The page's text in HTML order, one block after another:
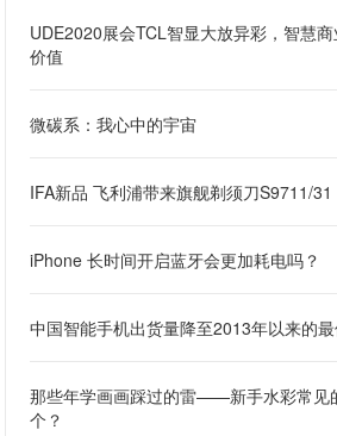
UDE2020展会TCL智显大放异彩，智慧
价值
微碳系：我心中的宇宙
IFA新品 飞利浦带来旗舰剃须刀S9711/31
iPhone 长时间开启蓝牙会更加耗电吗？
中国智能手机出货量降至2013年以来的
那些年学画画踩过的雷——新手水彩常见
个？